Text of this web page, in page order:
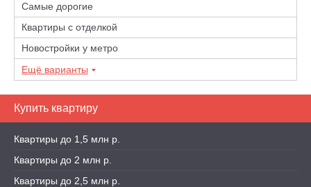
Самые дорогие
Квартиры с отделкой
Новостройки у метро
Ещё варианты
Купить квартиру
Квартиры до 1,5 млн р.
Квартиры до 2 млн р.
Квартиры до 2,5 млн р.